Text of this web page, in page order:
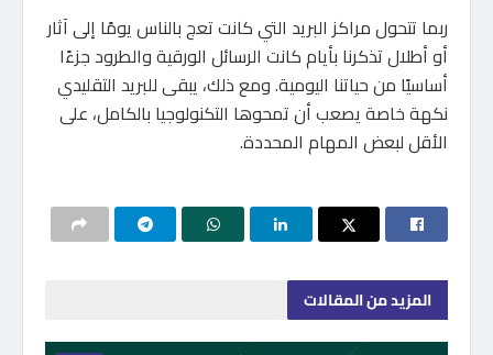
ربما تتحول مراكز البريد التي كانت تعج بالناس يومًا إلى آثار
أو أطلال تذكرنا بأيام كانت الرسائل الورقية والطرود جزءًا
أساسيًا من حياتنا اليومية. ومع ذلك، يبقى للبريد التقليدي
نكهة خاصة يصعب أن تمحوها التكنولوجيا بالكامل، على
الأقل لبعض المهام المحددة.
المزيدمن المقالات